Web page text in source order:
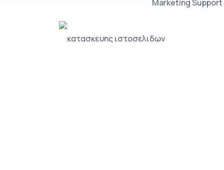
Marketing Support